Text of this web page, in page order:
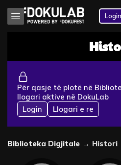
Login
Për qasje të plotë në
llogari aktive në DokuLab
Login
Llogari e re
Biblioteka Digjitale → Histori